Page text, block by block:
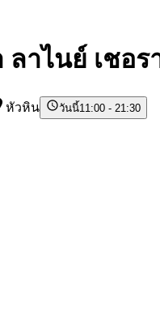
าไนย์ เชอ
หัวหิน วันนี้11:00 - 21:30